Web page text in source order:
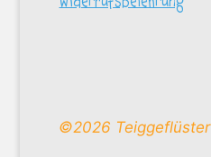
©2026 Teiggeflüster